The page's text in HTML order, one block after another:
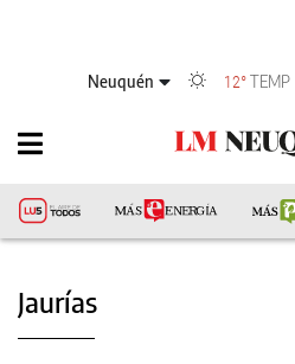
Neuquén 12°TEMP
Jaurías